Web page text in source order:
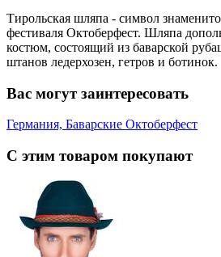
Тирольская шляпа - символ
фестиваля Октоберфест. Шляпа
костюм, состоящий из баварской
штанов ледерхозен, гетров и ботинок.
Вас могут заинтересовать
Германия, Баварские Октоберфест
С этим товаром покупают